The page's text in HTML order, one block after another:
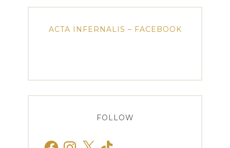
ACTA INFERNALIS – FACEBOOK
FOLLOW
FacebookInstagram
X TikTok